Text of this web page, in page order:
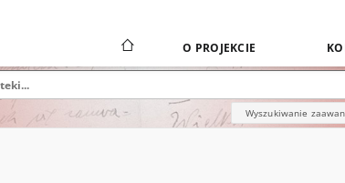
O PROJEKCIE
Wyszukiwanie